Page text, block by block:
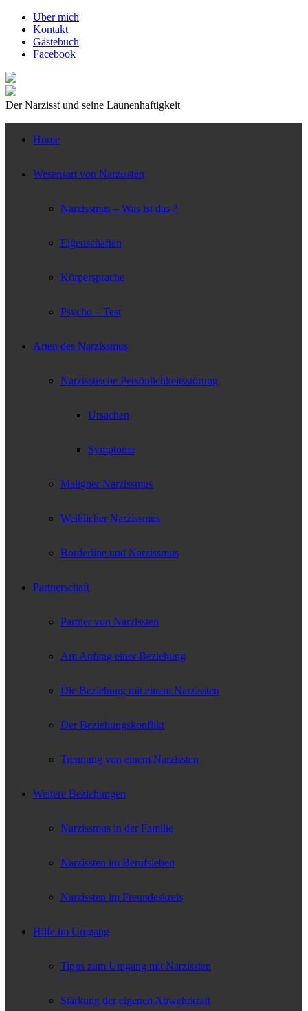
Zum
zentralen
Inhalt
Über mich
Kontakt
Gästebuch
Facebook
Der Narzisst und seine Launenhaftigkeit
Home
Wesensart von Narzissten
Narzissmus – Was ist das ?
Eigenschaften
Körpersprache
Psycho – Test
Arten des Narzissmus
Narzisstische Persönlichkeitsstörung
Ursachen
Symptome
Maligner Narzissmus
Weiblicher Narzissmus
Borderline und Narzissmus
Partnerschaft
Partner von Narzissten
Am Anfang einer Beziehung
Die Beziehung mit einem Narzissten
Der Beziehungskonflikt
Trennung von einem Narzissten
Weitere Beziehungen
Narzissmus in der Familie
Narzissten im Berufsleben
Narzissten im Freundeskreis
Hilfe im Umgang
Tipps zum Umgang mit Narzissten
Stärkung der eigenen Abwehrkraft